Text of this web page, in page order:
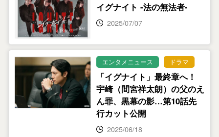
イグナイト -法の無法者-
2025/07/07
エンタメニュース ドラマ
「イグナイト」最終章へ！
宇崎（間宮祥太朗）の父のえ
ん罪、黒幕の影…第10話先
行カット公開
2025/06/18